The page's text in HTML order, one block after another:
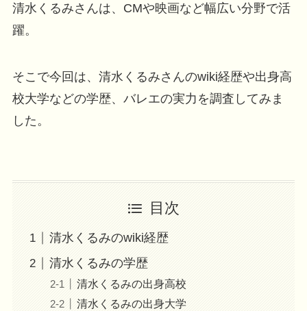
清水くるみさんは、CMや映画など幅広い分野で活
躍。
そこで今回は、清水くるみさんのwiki経歴や出身高
校大学などの学歴、バレエの実力を調査してみま
した。
目次
清水くるみのwiki経歴
清水くるみの学歴
清水くるみの出身高校
清水くるみの出身大学